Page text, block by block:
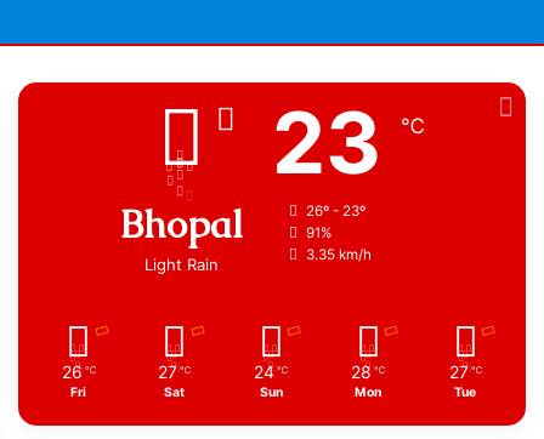
Bhopal
Light Rain
23 ℃
26º - 23º
91%
3.35 km/h
26 ℃
Fri
27 ℃
Sat
24 ℃
Sun
28 ℃
Mon
27 ℃
Tue